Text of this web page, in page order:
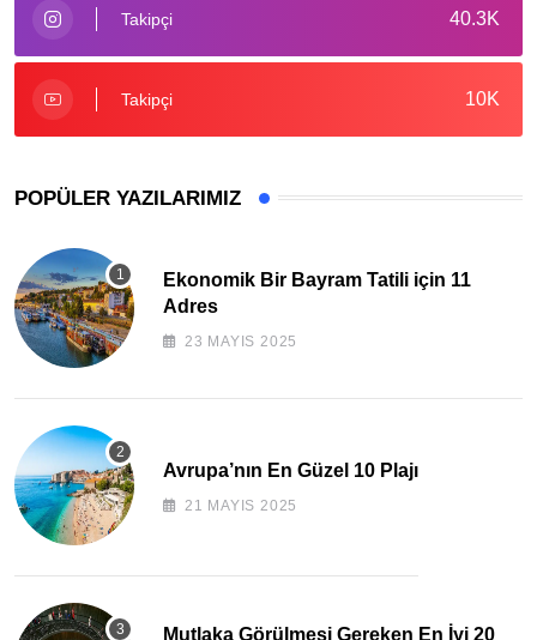
40.3K
Takipçi
10K
Takipçi
POPÜLER YAZILARIMIZ
Ekonomik Bir Bayram Tatili için 11
Adres
23 MAYIS 2025
Avrupa’nın En Güzel 10 Plajı
21 MAYIS 2025
Mutlaka Görülmesi Gereken En İyi 20